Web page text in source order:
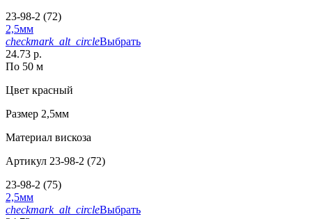
23-98-2 (72)
2,5мм
checkmark_alt_circleВыбрать
24.73 р.
По 50 м
Цвет красный
Размер 2,5мм
Материал вискоза
Артикул 23-98-2 (72)
23-98-2 (75)
2,5мм
checkmark_alt_circleВыбрать